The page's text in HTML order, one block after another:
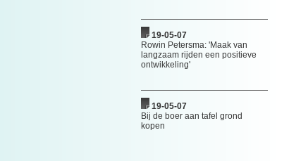
19-05-07
Rowin Petersma: 'Maak van
langzaam rijden een positieve
ontwikkeling'
19-05-07
Bij de boer aan tafel grond
kopen